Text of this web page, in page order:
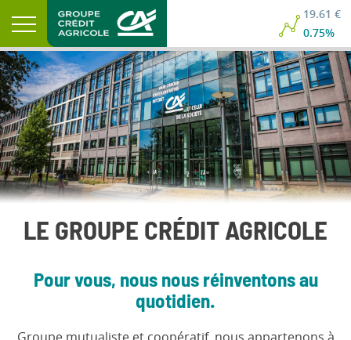
19.61 €
0.75%
LE GROUPE CRÉDIT AGRICOLE
Pour vous, nous nous réinventons au
quotidien.